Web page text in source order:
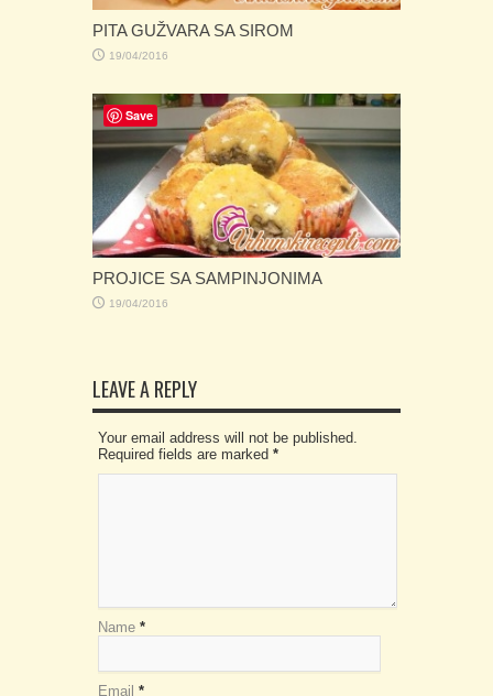
PITA GUŽVARA SA SIROM
19/04/2016
PROJICE SA SAMPINJONIMA
19/04/2016
LEAVE A REPLY
Your email address will not be published.
Required fields are marked *
Name *
Email *
Save